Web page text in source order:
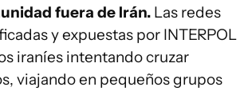
fuera de Irán. Las redes
y expuestas por INTERPOL
iraníes intentando cruzar
viajando en pequeños grupos